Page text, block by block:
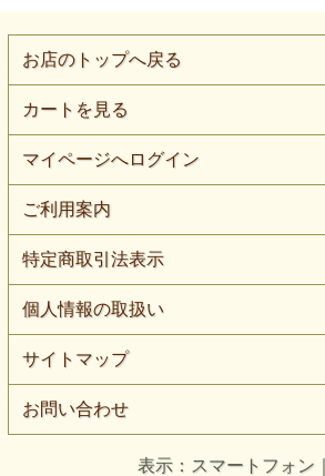
お店のトップへ戻る
カートを見る
マイページへログイン
ご利用案内
特定商取引法表示
個人情報の取扱い
サイトマップ
お問い合わせ
表示：スマートフォン｜